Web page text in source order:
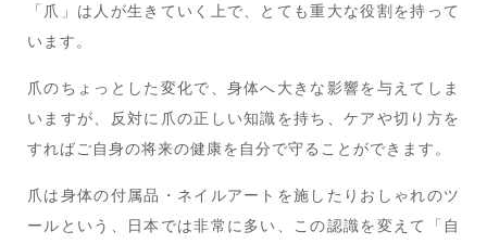
「爪」は人が生きていく上で、とても重大な役割を持って
います。
爪のちょっとした変化で、身体へ大きな影響を与えてしま
いますが、反対に爪の正しい知識を持ち、ケアや切り方を
すればご自身の将来の健康を自分で守ることができます。
爪は身体の付属品・ネイルアートを施したりおしゃれのツ
ールという、日本では非常に多い、この認識を変えて「自